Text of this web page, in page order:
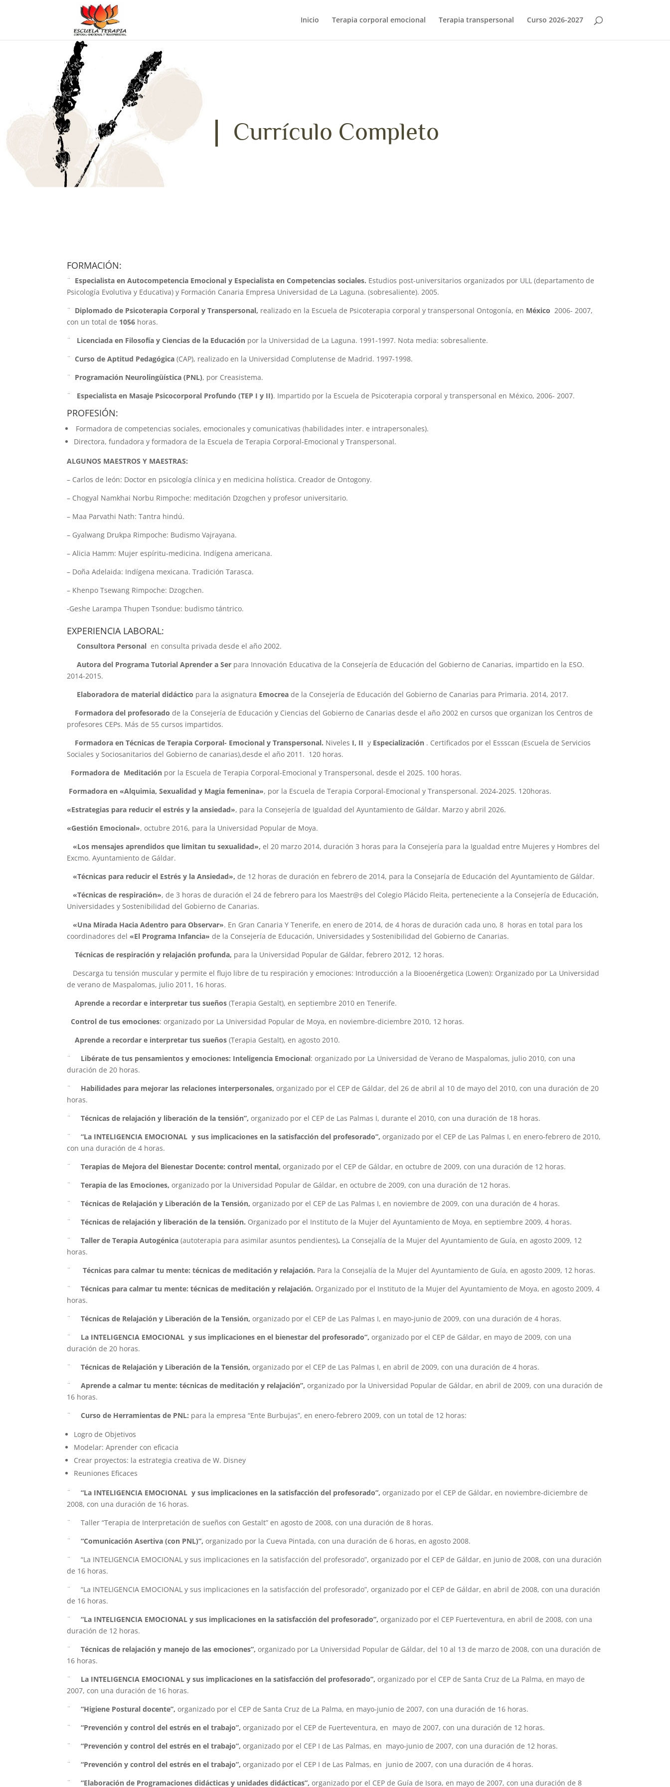
Inicio Terapia corporal emocional Terapia transpersonal Curso 2026-2027
Currículo Completo
FORMACIÓN:
¨ Especialista en Autocompetencia Emocional y Especialista en Competencias sociales. Estudios post-universitarios organizados por ULL (departamento de
Psicología Evolutiva y Educativa) y Formación Canaria Empresa Universidad de La Laguna. (sobresaliente). 2005.
¨ Diplomado de Psicoterapia Corporal y Transpersonal, realizado en la Escuela de Psicoterapia corporal y transpersonal Ontogonía, en México 2006- 2007,
con un total de 1056 horas.
¨ Licenciada en Filosofía y Ciencias de la Educación por la Universidad de La Laguna. 1991-1997. Nota media: sobresaliente.
¨Curso de Aptitud Pedagógica (CAP), realizado en la Universidad Complutense de Madrid. 1997-1998.
¨ Programación Neurolingüística (PNL), por Creasistema.
¨
Especialista en Masaje Psicocorporal Profundo (TEP I y II). Impartido por la Escuela de Psicoterapia corporal y transpersonal en México, 2006- 2007.
PROFESIÓN:
Formadora de competencias sociales, emocionales y comunicativas (habilidades inter. e intrapersonales).
Directora, fundadora y formadora de la Escuela de Terapia Corporal-Emocional y Transpersonal.
ALGUNOS MAESTROS Y MAESTRAS:
– Carlos de león: Doctor en psicología clínica y en medicina holística. Creador de Ontogony.
– Chogyal Namkhai Norbu Rimpoche: meditación Dzogchen y profesor universitario.
– Maa Parvathi Nath: Tantra hindú.
– Gyalwang Drukpa Rimpoche: Budismo Vajrayana.
– Alicia Hamm: Mujer espíritu-medicina. Indígena americana.
– Doña Adelaida: Indígena mexicana. Tradición Tarasca.
– Khenpo Tsewang Rimpoche: Dzogchen.
-Geshe Larampa Thupen Tsondue: budismo tántrico.
EXPERIENCIA LABORAL:
Consultora Personal en consulta privada desde el año 2002.
Autora del Programa Tutorial Aprender a Ser para Innovación Educativa de la Consejería de Educación del Gobierno de Canarias, impartido en la ESO.
2014-2015.
Elaboradora de material didáctico para la asignatura Emocrea de la Consejería de Educación del Gobierno de Canarias para Primaria. 2014, 2017.
Formadora del profesorado de la Consejería de Educación y Ciencias del Gobierno de Canarias desde el año 2002 en cursos que organizan los Centros de
profesores CEPs. Más de 55 cursos impartidos.
Formadora en Técnicas de Terapia Corporal- Emocional y Transpersonal. Niveles I, IIy Especialización . Certificados por el Essscan (Escuela de Servicios
Sociales y Sociosanitarios del Gobierno de canarias),desde el año 2011. 120 horas.
Formadora de Meditación por la Escuela de Terapia Corporal-Emocional y Transpersonal, desde el 2025. 100 horas.
Formadora en «Alquimia, Sexualidad y Magia femenina», por la Escuela de Terapia Corporal-Emocional y Transpersonal. 2024-2025. 120horas.
«Estrategias para reducir el estrés y la ansiedad», para la Consejería de Igualdad del Ayuntamiento de Gáldar. Marzo y abril 2026.
«Gestión Emocional», octubre 2016, para la Universidad Popular de Moya.
«Los mensajes aprendidos que limitan tu sexualidad», el 20 marzo 2014, duración 3 horas para la Consejería para la Igualdad entre Mujeres y Hombres del
Excmo. Ayuntamiento de Gáldar.
«Técnicas para reducir el Estrés y la Ansiedad»,de 12 horas de duración en febrero de 2014, para la Consejaría de Educación del Ayuntamiento de Gáldar.
«Técnicas de respiración», de 3 horas de duración el 24 de febrero para los Maestr@s del Colegio Plácido Fleita, perteneciente a la Consejería de Educación,
Universidades y Sostenibilidad del Gobierno de Canarias.
«Una Mirada Hacia Adentro para Observar». En Gran Canaria Y Tenerife, en enero de 2014, de 4 horas de duración cada uno, 8 horas en total para los
coordinadores del «El Programa Infancia» de la Consejería de Educación, Universidades y Sostenibilidad del Gobierno de Canarias.
Técnicas de respiración y relajación profunda, para la Universidad Popular de Gáldar, febrero 2012, 12 horas.
Descarga tu tensión muscular y permite el flujo libre de tu respiración y emociones: Introducción a la Biooenérgetica (Lowen): Organizado por La Universidad
de verano de Maspalomas, julio 2011, 16 horas.
Aprende a recordar e interpretar tus sueños (Terapia Gestalt), en septiembre 2010 en Tenerife.
Control de tus emociones: organizado por La Universidad Popular de Moya, en noviembre-diciembre 2010, 12 horas.
Aprende a recordar e interpretar tus sueños (Terapia Gestalt), en agosto 2010.
¨ Libérate de tus pensamientos y emociones: Inteligencia Emocional: organizado por La Universidad de Verano de Maspalomas, julio 2010, con una
duración de 20 horas.
¨ Habilidades para mejorar las relaciones interpersonales, organizado por el CEP de Gáldar, del 26 de abril al 10 de mayo del 2010, con una duración de 20
horas.
¨Técnicas de relajación y liberación de la tensión”, organizado por el CEP de Las Palmas I, durante el 2010, con una duración de 18 horas.
¨“La INTELIGENCIA EMOCIONAL y sus implicaciones en la satisfacción del profesorado”, organizado por el CEP de Las Palmas I, en enero-febrero de 2010,
con una duración de 4 horas.
¨Terapias de Mejora del Bienestar Docente: control mental, organizado por el CEP de Gáldar, en octubre de 2009, con una duración de 12 horas.
¨Terapia de las Emociones, organizado por la Universidad Popular de Gáldar, en octubre de 2009, con una duración de 12 horas.
¨Técnicas de Relajación y Liberación de la Tensión, organizado por el CEP de Las Palmas I, en noviembre de 2009, con una duración de 4 horas.
¨Técnicas de relajación y liberación de la tensión. Organizado por el Instituto de la Mujer del Ayuntamiento de Moya, en septiembre 2009, 4 horas.
¨Taller de Terapia Autogénica (autoterapia para asimilar asuntos pendientes). La Consejalía de la Mujer del Ayuntamiento de Guía, en agosto 2009, 12
horas.
¨
Técnicas para calmar tu mente: técnicas de meditación y relajación. Para la Consejalía de la Mujer del Ayuntamiento de Guía, en agosto 2009, 12 horas.
¨Técnicas para calmar tu mente: técnicas de meditación y relajación. Organizado por el Instituto de la Mujer del Ayuntamiento de Moya, en agosto 2009, 4
horas.
¨Técnicas de Relajación y Liberación de la Tensión, organizado por el CEP de Las Palmas I, en mayo-junio de 2009, con una duración de 4 horas.
¨ La INTELIGENCIA EMOCIONAL y sus implicaciones en el bienestar del profesorado”, organizado por el CEP de Gáldar, en mayo de 2009, con una
duración de 20 horas.
¨Técnicas de Relajación y Liberación de la Tensión, organizado por el CEP de Las Palmas I, en abril de 2009, con una duración de 4 horas.
¨Aprende a calmar tu mente: técnicas de meditación y relajación”, organizado por la Universidad Popular de Gáldar, en abril de 2009, con una duración de
16 horas.
¨Curso de Herramientas de PNL: para la empresa “Ente Burbujas”, en enero-febrero 2009, con un total de 12 horas:
Logro de Objetivos
Modelar: Aprender con eficacia
Crear proyectos: la estrategia creativa de W. Disney
Reuniones Eficaces
¨“La INTELIGENCIA EMOCIONAL y sus implicaciones en la satisfacción del profesorado”, organizado por el CEP de Gáldar, en noviembre-diciembre de
2008, con una duración de 16 horas.
¨ Taller “Terapia de Interpretación de sueños con Gestalt” en agosto de 2008, con una duración de 8 horas.
¨“Comunicación Asertiva (con PNL)”, organizado por la Cueva Pintada, con una duración de 6 horas, en agosto 2008.
¨ “La INTELIGENCIA EMOCIONAL y sus implicaciones en la satisfacción del profesorado”, organizado por el CEP de Gáldar, en junio de 2008, con una duración
de 16 horas.
¨ “La INTELIGENCIA EMOCIONAL y sus implicaciones en la satisfacción del profesorado”, organizado por el CEP de Gáldar, en abril de 2008, con una duración
de 16 horas.
¨“La INTELIGENCIA EMOCIONAL y sus implicaciones en la satisfacción del profesorado”, organizado por el CEP Fuerteventura, en abril de 2008, con una
duración de 12 horas.
¨Técnicas de relajación y manejo de las emociones”, organizado por La Universidad Popular de Gáldar, del 10 al 13 de marzo de 2008, con una duración de
16 horas.
¨ La INTELIGENCIA EMOCIONAL y sus implicaciones en la satisfacción del profesorado”, organizado por el CEP de Santa Cruz de La Palma, en mayo de
2007, con una duración de 16 horas.
¨“Higiene Postural docente”, organizado por el CEP de Santa Cruz de La Palma, en mayo-junio de 2007, con una duración de 16 horas.
¨“Prevención y control del estrés en el trabajo”, organizado por el CEP de Fuerteventura, en mayo de 2007, con una duración de 12 horas.
¨“Prevención y control del estrés en el trabajo”, organizado por el CEP I de Las Palmas, en mayo-junio de 2007, con una duración de 12 horas.
¨“Prevención y control del estrés en el trabajo”, organizado por el CEP I de Las Palmas, en junio de 2007, con una duración de 4 horas.
¨“Elaboración de Programaciones didácticas y unidades didácticas”, organizado por el CEP de Guía de Isora, en mayo de 2007, con una duración de 8